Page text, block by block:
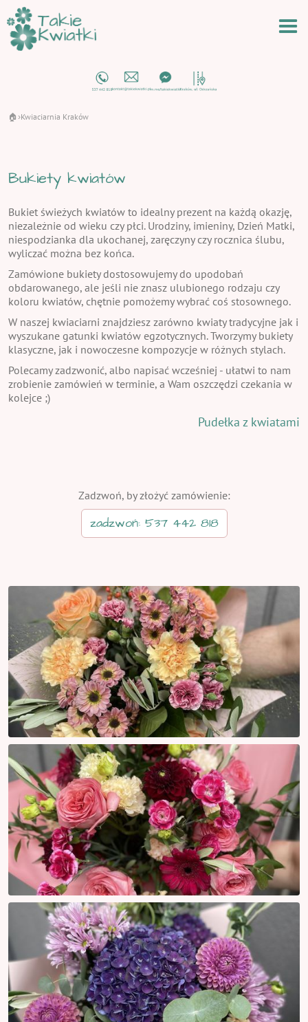
🏠 ›Kwiaciarnia Kraków
Bukiety kwiatów
Bukiet świeżych kwiatów to idealny prezent na każdą okazję,
niezależnie od wieku czy płci. Urodziny, imieniny, Dzień Matki,
niespodzianka dla ukochanej, zaręczyny czy rocznica ślubu,
wyliczać można bez końca.
Zamówione bukiety dostosowujemy do upodobań
obdarowanego, ale jeśli nie znasz ulubionego rodzaju czy
koloru kwiatów, chętnie pomożemy wybrać coś stosownego.
W naszej kwiaciarni znajdziesz zarówno kwiaty tradycyjne jak i
wyszukane gatunki kwiatów egzotycznych. Tworzymy bukiety
klasyczne, jak i nowoczesne kompozycje w różnych stylach.
Polecamy zadzwonić, albo napisać wcześniej - ułatwi to nam
zrobienie zamówień w terminie, a Wam oszczędzi czekania w
kolejce ;)
Pudełka z kwiatami
Zadzwoń, by złożyć zamówienie:
zadzwoń: 537 442 818